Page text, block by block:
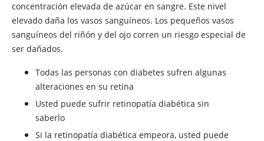
concentración elevada de azúcar en sangre. Este nivel
elevado daña los vasos sanguíneos. Los pequeños vasos
sanguíneos del riñón y del ojo corren un riesgo especial de
ser dañados.
Todas las personas con diabetes sufren algunas
alteraciones en su retina
Usted puede sufrir retinopatía diabética sin
saberlo
Si la retinopatía diabética empeora, usted puede